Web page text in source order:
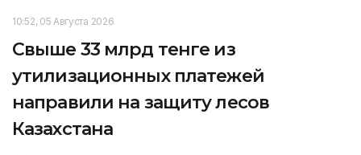
10:52, 05 Августа 2026
Свыше 33 млрд тенге из
утилизационных платежей
направили на защиту лесов
Казахстана